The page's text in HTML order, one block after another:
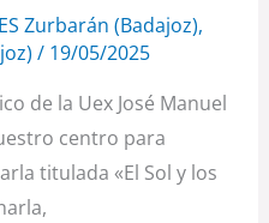
Zurbarán (Badajoz),
/ 19/05/2025
de la Uex José Manuel
centro para
titulada «El Sol y los